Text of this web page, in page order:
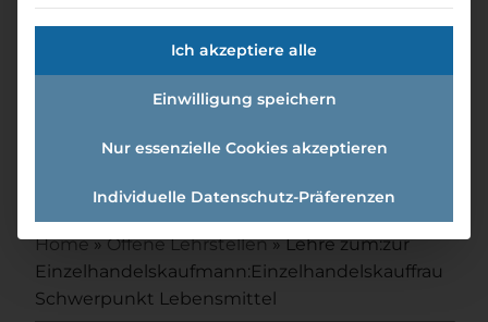
Lehre Zum:zur
Einzelhandelskaufmann:einzel
handelskauffrau
Schwerpunkt Lebensmittel
Home»Offene Lehrstellen»Lehre zum:zur
Einzelhandelskaufmann:Einzelhandelskauffrau
Schwerpunkt Lebensmittel
Ich akzeptiere alle
Einwilligung speichern
Nur essenzielle Cookies akzeptieren
Individuelle Datenschutz-Präferenzen